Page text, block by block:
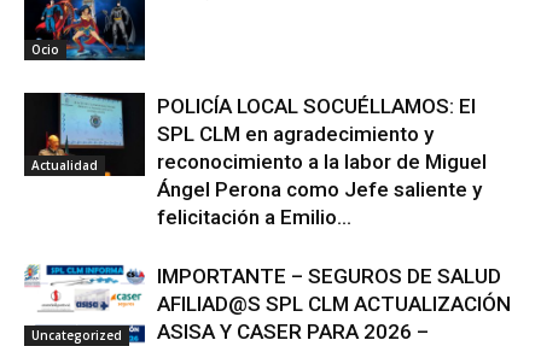
Ocio
Actualidad
POLICÍA LOCAL SOCUÉLLAMOS: El
SPL CLM en agradecimiento y
reconocimiento a la labor de Miguel
Ángel Perona como Jefe saliente y
felicitación a Emilio...
Uncategorized
IMPORTANTE – SEGUROS DE SALUD
AFILIAD@S SPL CLM ACTUALIZACIÓN
ASISA Y CASER PARA 2026 –